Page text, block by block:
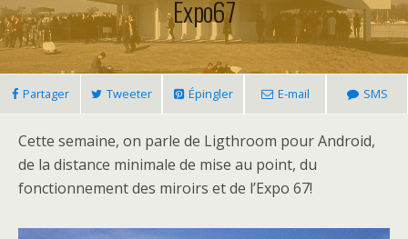
Expo67
Partager Tweeter Épingler E-mail SMS
Cette semaine, on parle de Ligthroom pour Android,
de la distance minimale de mise au point, du
fonctionnement des miroirs et de l’Expo 67!